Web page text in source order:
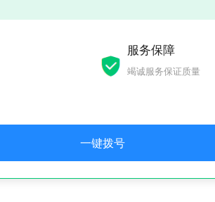
服务保障
竭诚服务保证质量
一键拨号